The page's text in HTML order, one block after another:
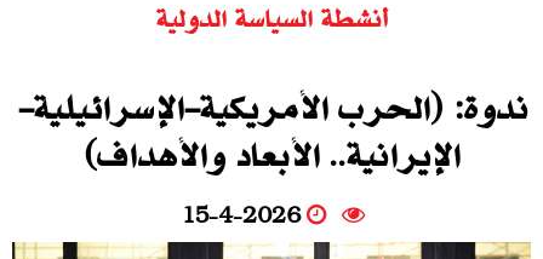
أنشطة السياسة الدولية
ندوة: (الحرب الأمريكية-الإسرائيلية-
الإيرانية.. الأبعاد والأهداف)
15-4-2026